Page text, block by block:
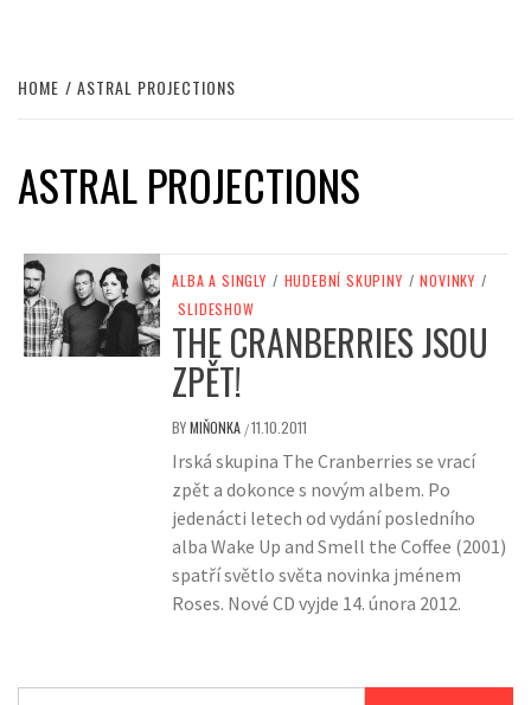
HOME ASTRAL PROJECTIONS
ASTRAL PROJECTIONS
ALBA A SINGLY / HUDEBNÍ SKUPINY / NOVINKY /
SLIDESHOW
THE CRANBERRIES JSOU
ZPĚT!
BYMIŇONKA /11.10.2011
Irská skupina The Cranberries se vrací
zpět a dokonce s novým albem. Po
jedenácti letech od vydání posledního
alba Wake Up and Smell the Coffee (2001)
spatří světlo světa novinka jménem
Roses. Nové CD vyjde 14. února 2012.